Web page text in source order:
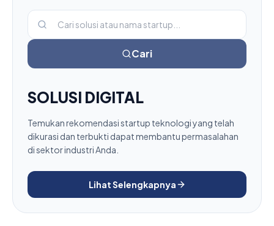
Cari
SOLUSI DIGITAL
Temukan rekomendasi startup teknologi yang telah
dikurasi dan terbukti dapat membantu permasalahan
di sektor industri Anda.
Lihat Selengkapnya